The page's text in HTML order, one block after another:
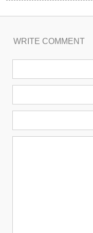
WRITE COMMENT